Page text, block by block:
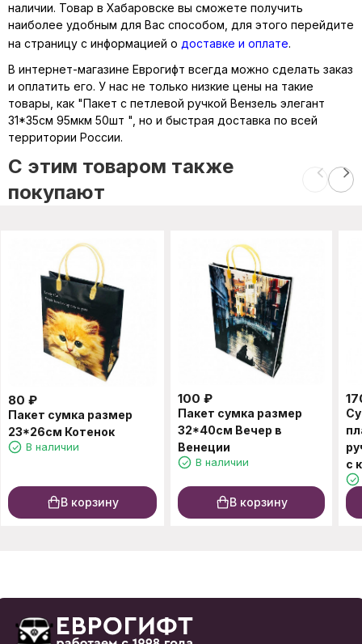
наличии. Товар в Хабаровске вы сможете получить
наиболее удобным для Вас способом, для этого перейдите
на страницу с информацией о доставке и оплате.
В интернет-магазине Еврогифт всегда можно сделать заказ
и оплатить его. У нас не только низкие цены на такие
товары, как "Пакет с петлевой ручкой Вензель элегант
31*35см 95мкм 50шт ", но и быстрая доставка по всей
территории России.
C этим товаром также
покупают
80 ₽
Пакет сумка размер
23*26см Котенок
В наличии
В корзину
100 ₽
Пакет сумка размер
32*40см Вечер в
Венеции
В наличии
В корзину
с